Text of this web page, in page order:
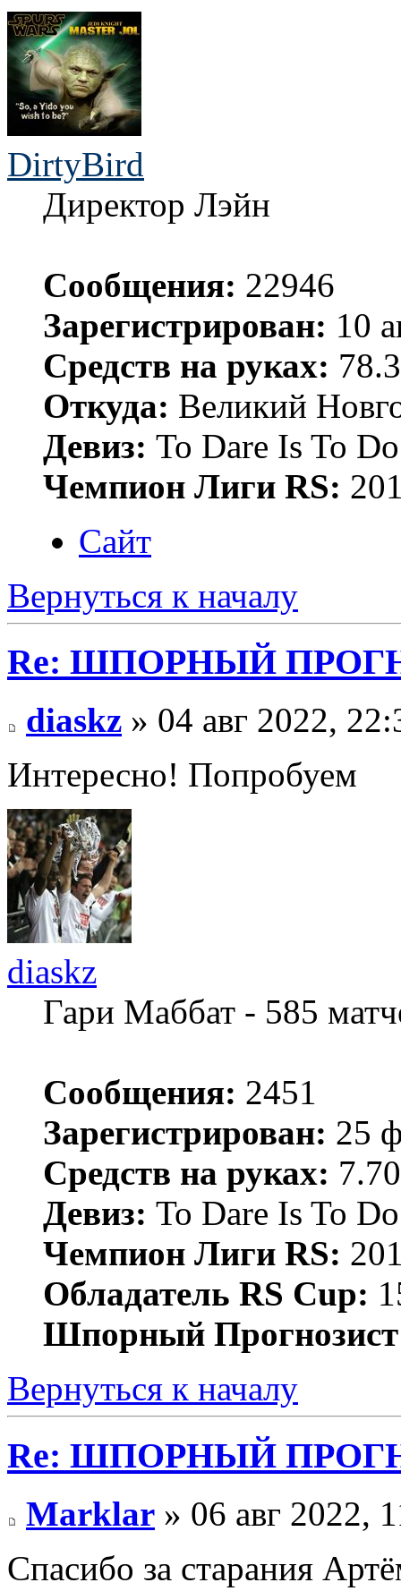
DirtyBird
Директор Лэйн
Сообщения: 22946
Зарегистрирован: 10
Средств на руках:
Откуда: Великий
Девиз: To Dare Is To Do
Чемпион Лиги RS:
Сайт
Вернуться к началу
Re: ШПОРНЫЙ
diaskz » 04 авг 2022,
Интересно! Попробуем
diaskz
Гари Маббат - 585
Сообщения: 2451
Зарегистрирован: 25
Средств на руках:
Девиз: To Dare Is To Do
Чемпион Лиги RS:
Обладатель RS Cup:
Шпорный
Вернуться к началу
Re: ШПОРНЫЙ
Marklar » 06 авг 2022,
Спасибо за старания